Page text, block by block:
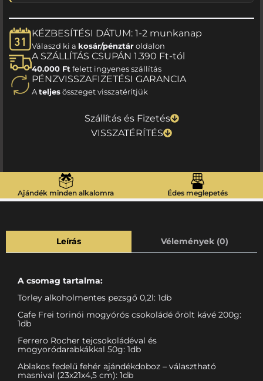
KÉZBESÍTÉSI DÁTUM: 1-2 munkanap
Válaszd ki a kosár/pénztároldalon
A SZÁLLÍTÁS CSUPÁN 1.390 Ft-tól
40.000 Ftfelett ingyenes szállítás
PÉNZVISSZAFIZETÉSI GARANCIA
Ateljesösszeget visszatérítjük
Szállítás és Fizetés
VISSZATÉRÍTÉS
Ajándék minden alkalomra Édes meglepetés
Leírás Vélemények (0)
A csomag tartalma:
Törley alkoholmentes pezsgő 0,2l: 1db
Cafe Frei torinói mogyórós csokoládé őrölt kávé 200g:
1db
Ferrero Rocher tejcsokoládéval és
mogyoródarabkákkal 50g: 1db
Ablakos fedelű fehér ajándékdoboz – választható
masnival (23x21x4,5 cm): 1db